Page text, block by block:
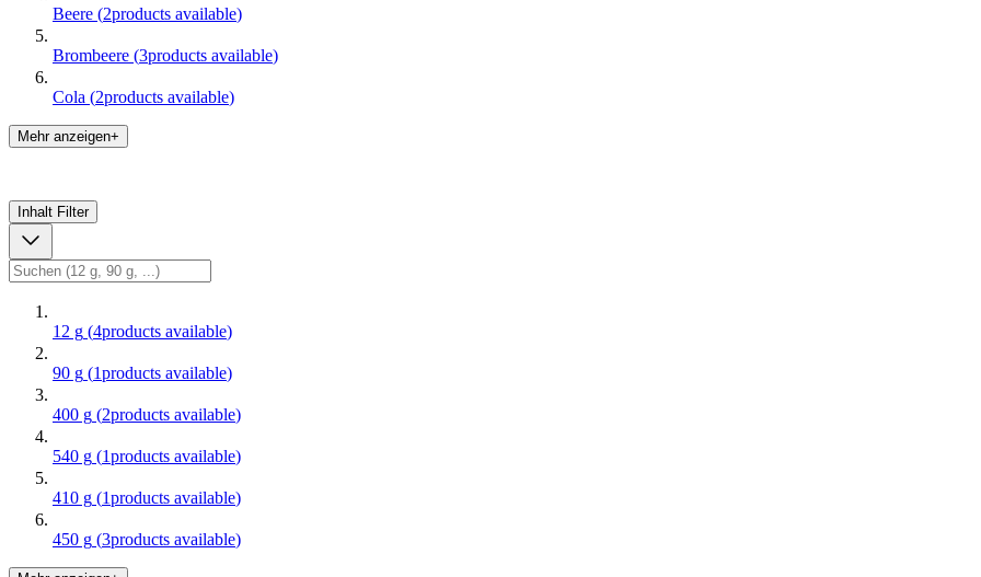
Beere (2products available)
Brombeere (3products available)
Cola (2products available)
Mehr anzeigen+
Inhalt Filter
12 g (4products available)
90 g (1products available)
400 g (2products available)
540 g (1products available)
410 g (1products available)
450 g (3products available)